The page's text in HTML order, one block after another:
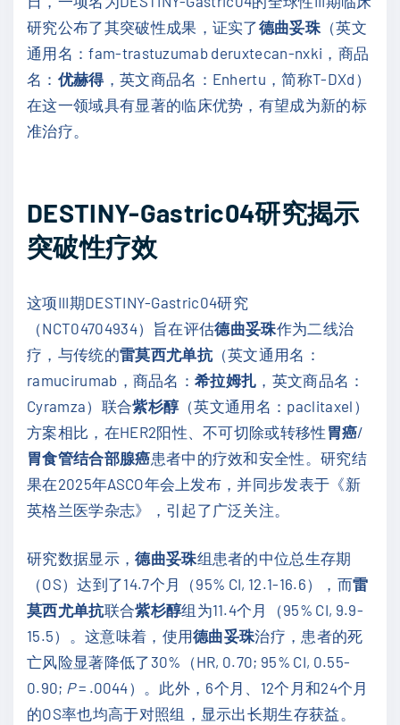
研究公布了其突破性成果，证实了德曲妥珠 （英文
通用名：fam-trastuzumab deruxtecan-nxki，商品
名： 优赫得，英文商品名：Enhertu，简称T-DXd）
在这一领域具有显著的临床优势，有望成为新的标
准治疗。
DESTINY-Gastric04研究揭示
突破性疗效
这项III期DESTINY-Gastric04研究
（NCT04704934）旨在评估德曲妥珠作为二线治
疗，与传统的雷莫西尤单抗（英文通用名：
ramucirumab，商品名：希拉姆扎 ，英文商品名：
Cyramza）联合紫杉醇（英文通用名：paclitaxel）
方案相比，在HER2阳性、不可切除或转移性 胃癌/
胃食管结合部腺癌患者中的疗效和安全性。研究结
果在2025年ASCO年会上发布，并同步发表于《新
英格兰医学杂志》，引起了广泛关注。
研究数据显示，德曲妥珠组患者的中位总生存期
（OS）达到了14.7个月（95% CI, 12.1-16.6），而雷
莫西尤单抗联合紫杉醇组为11.4个月（95% CI, 9.9-
15.5）。这意味着，使用德曲妥珠治疗，患者的死
亡风险显著降低了30%（HR, 0.70; 95% CI, 0.55-
0.90; P= .0044）。此外，6个月、12个月和24个月
的OS率也均高于对照组，显示出长期生存获益。